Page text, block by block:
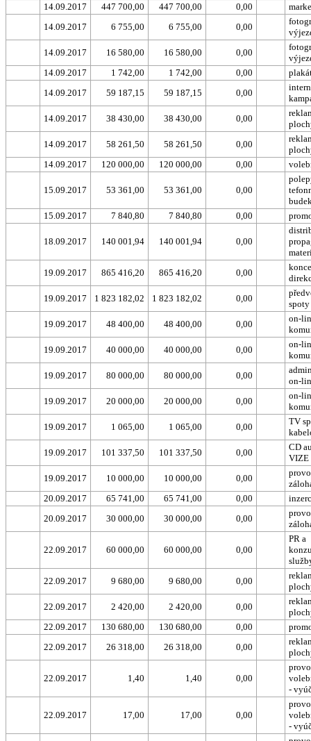
14.09.2017
447 700,00 447 700,00 0,00
14.09.2017
6 755,00 6 755,00 0,00
14.09.2017
16 580,00 16 580,00 0,00
14.09.2017
1 742,00 1 742,00 0,00
14.09.2017
59 187,15 59 187,15 0,00
14.09.2017
38 430,00 38 430,00 0,00
14.09.2017
58 261,50 58 261,50 0,00
14.09.2017
120 000,00 120 000,00 0,00
15.09.2017 53 361,00 53 361,00 0,00
15.09.2017
7 840,80 7 840,80 0,00
18.09.2017 140 001,94 140 001,94 0,00
19.09.2017
865 416,20 865 416,20 0,00
19.09.2017
1 823 182,02 1 823 182,02 0,00
spoty
19.09.2017
48 400,00 48 400,00 0,00
on-
19.09.2017
40 000,00 40 000,00 0,00
on-
19.09.2017
80 000,00 80 000,00 0,00
on-
19.09.2017
20 000,00 20 000,00 0,00
on-
19.09.2017
1 065,00 1 065,00 0,00
TV
19.09.2017
101 337,50 101 337,50 0,00
CD
VIZE
19.09.2017
10 000,00 10 000,00 0,00
20.09.2017
65 741,00 65 741,00 0,00
20.09.2017
30 000,00 30 000,00 0,00
22.09.2017 60 000,00 60 000,00 0,00
PR a
22.09.2017
9 680,00 9 680,00 0,00
22.09.2017
2 420,00 2 420,00 0,00
22.09.2017
130 680,00 130 680,00 0,00
22.09.2017
26 318,00 26 318,00 0,00
22.09.2017 1,40 1,40 0,00
-
22.09.2017 17,00 17,00 0,00
-